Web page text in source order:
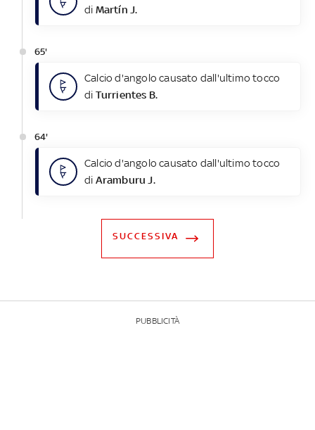
di Martín J.
65'
Calcio d'angolo causato dall'ultimo tocco
di Turrientes B.
64'
Calcio d'angolo causato dall'ultimo tocco
di Aramburu J.
SUCCESSIVA
PUBBLICITÀ